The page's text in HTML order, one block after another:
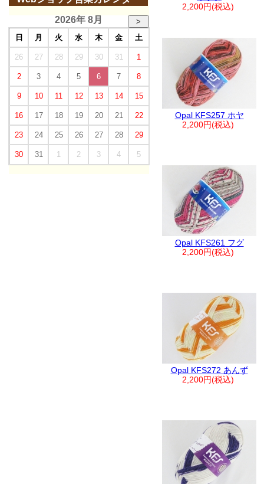
2,200円(税込)
Opal KFS257 ホヤ
2,200円(税込)
Opal KFS261 フグ
2,200円(税込)
Opal KFS272 あんず
2,200円(税込)
2026年 8月
>
日
月 火 水 木 金 土
26 27 28 29 30 31 1
2 3 4 5 6 7 8
9 10 11 12 13 14 15
16 17 18 19 20 21 22
23 24 25 26 27 28 29
30 31 1 2 3 4 5